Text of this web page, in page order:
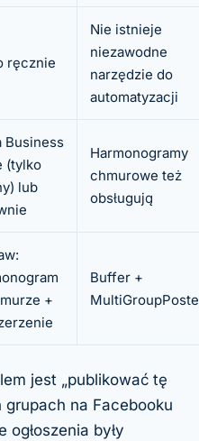
ręcznie
Nie istnieje
niezawodne
narzędzie do
automatyzacji
Business
(tylko
lub
Harmonogramy
chmurowe też
obsługują
+
Buffer +
jest „publikować tę
na Facebooku
były